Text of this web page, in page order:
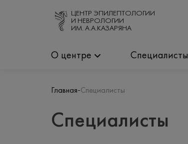
ЦЕНТР ЭПИЛЕПТОЛОГИИ
И НЕВРОЛОГИИ
ИМ. А.А.КАЗАРЯНА
О центре Специалисты
Главная-Специалисты
Специалисты